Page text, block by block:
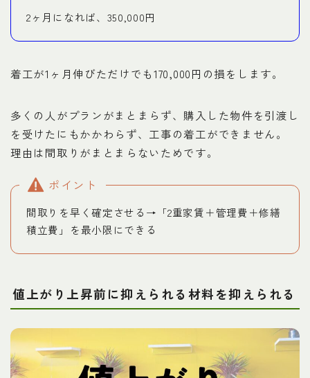
2ヶ月になれば、350,000円
着工が1ヶ月伸びただけでも170,000円の損をします。
多くの人がプランがまとまらず、購入した物件を引渡し
を受けたにもかかわらず、工事の着工ができません。
理由は間取りがまとまらないためです。
ポイント
間取りを早く確定させる→「2重家賃＋管理費＋修繕
積立費」を最小限にできる
値上がり上昇前に抑えられる材料を抑えられる